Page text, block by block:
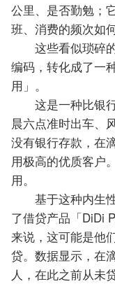
公里、是否勤勉；
班、消费的频次如何
这些看似琐碎
编码，转化成了
用」。
这是一种比银
晨六点准时出车、
没有银行存款，在
用极高的优质客户
用。
基于这种内生
了借贷产品「DiDi
来说，这可能是他
贷。数据显示，在
人，在此之前从未